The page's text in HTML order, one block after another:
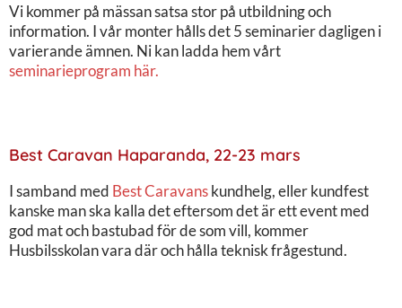
Vi kommer på mässan satsa stor på utbildning och
information. I vår monter hålls det 5 seminarier dagligen i
varierande ämnen. Ni kan ladda hem vårt
seminarieprogram här.
Best Caravan Haparanda, 22-23 mars
I samband med Best Caravanskundhelg, eller kundfest
kanske man ska kalla det eftersom det är ett event med
god mat och bastubad för de som vill, kommer
Husbilsskolan vara där och hålla teknisk frågestund.